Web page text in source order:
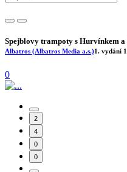
Spejblovy trampoty s Hurvínkem
Albatros (Albatros Media a.s.)1. vydání
0
2
4
0
0